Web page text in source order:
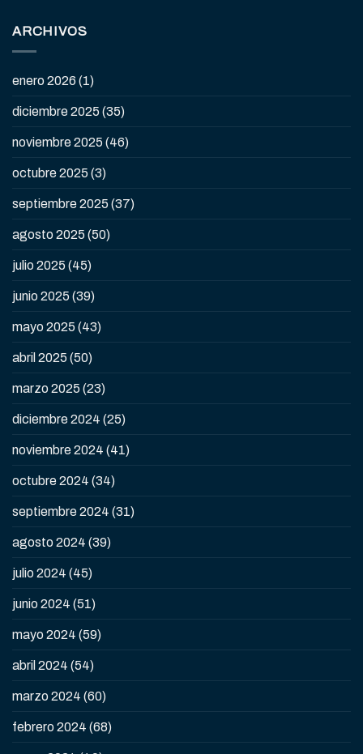
ARCHIVOS
enero 2026 (1)
diciembre 2025 (35)
noviembre 2025 (46)
octubre 2025 (3)
septiembre 2025 (37)
agosto 2025 (50)
julio 2025 (45)
junio 2025 (39)
mayo 2025 (43)
abril 2025 (50)
marzo 2025 (23)
diciembre 2024 (25)
noviembre 2024 (41)
octubre 2024 (34)
septiembre 2024 (31)
agosto 2024 (39)
julio 2024 (45)
junio 2024 (51)
mayo 2024 (59)
abril 2024 (54)
marzo 2024 (60)
febrero 2024 (68)